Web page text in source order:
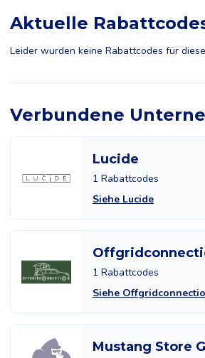
Aktuelle
Leider wurden keine Rabattcodes für
Verbundene
Lucide
1 Rabattcodes
Siehe Lucide
1 Rabattcodes
Siehe
Mustang Store